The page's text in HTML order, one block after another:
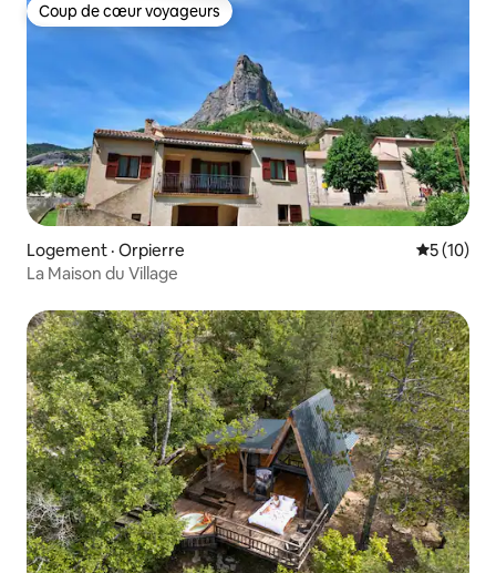
Coup de cœur voyageurs
Coup de cœur voyageurs
Logement · Orpierre Note
5 (10)
La Maison du Village